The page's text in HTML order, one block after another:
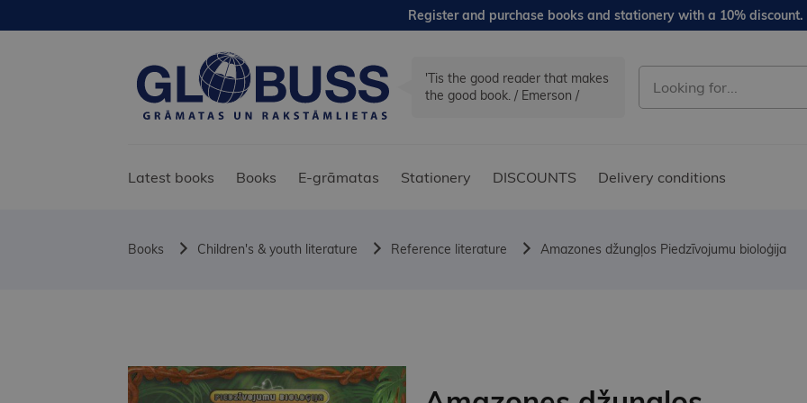
Register and purchase books and stationery with a 10% discount.
'Tis the good reader that makes
the good book. / Emerson /
Latest books Books E-grāmatas Stationery DISCOUNTS Delivery conditions
Books Children's & youth literature Reference literature Amazones džungļos Piedzīvojumu bioloģija